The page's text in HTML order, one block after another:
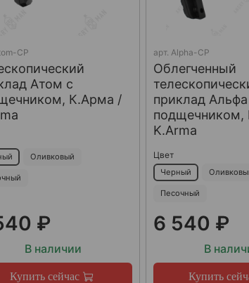
CP
Атом с
К.Арма /
Оливковый
₽
В наличии
Купить сейчас
арт.Alpha-CP
Облегченный
приклад Альфа
подщечником,
K.Arma
Цвет
Черный
Песочный
6 540 ₽
В
Купить